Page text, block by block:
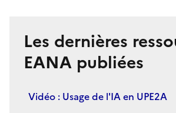
Les dernières
EANA publiées
Vidéo : Usage de l'IA en UPE2A